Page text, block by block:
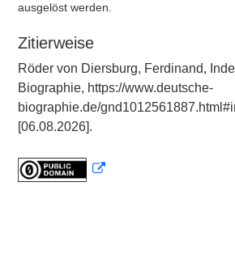
ausgelöst werden.
Zitierweise
Röder von Diersburg, Ferdinand,
Biographie, https://www.deutsche-
biographie.de/
[06.08.2026].